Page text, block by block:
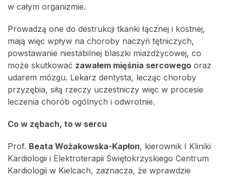
w całym organizmie.
Prowadzą one do destrukcji tkanki łącznej i kostnej,
mają więc wpływ na choroby naczyń tętniczych,
powstawanie niestabilnej blaszki miażdżycowej, co
może skutkować zawałem mięśnia sercowego oraz
udarem mózgu. Lekarz dentysta, lecząc choroby
przyzębia, siłą rzeczy uczestniczy więc w procesie
leczenia chorób ogólnych i odwrotnie.
Co w zębach, to w sercu
Prof. Beata Wożakowska-Kapłon, kierownik I Kliniki
Kardiologii i Elektroterapii Świętokrzyskiego Centrum
Kardiologii w Kielcach, zaznacza, że wprawdzie